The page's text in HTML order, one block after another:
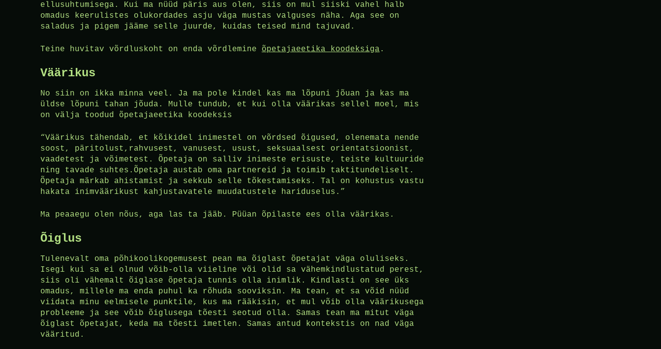
ellusuhtumisega. Kui ma nüüd päris aus olen, siis on mul siiski vahel halb
omadus keerulistes olukordades asju väga mustas valguses näha. Aga see on
saladus ja pigem jääme selle juurde, kuidas teised mind tajuvad.
Teine huvitav võrdluskoht on enda võrdlemine õpetajaeetika koodeksiga .
Väärikus
No siin on ikka minna veel. Ja ma pole kindel kas ma lõpuni jõuan ja kas ma
üldse lõpuni tahan jõuda. Mulle tundub, et kui olla väärikas sellel moel, mis
on välja toodud õpetajaeetika koodeksis
“Väärikus tähendab, et kõikidel inimestel on võrdsed õigused, olenemata nende
soost, päritolust,rahvusest, vanusest, usust, seksuaalsest orientatsioonist,
vaadetest ja võimetest. Õpetaja on salliv inimeste erisuste, teiste kultuuride
ning tavade suhtes.Õpetaja austab oma partnereid ja toimib taktitundeliselt.
Õpetaja märkab ahistamist ja sekkub selle tõkestamiseks. Tal on kohustus vastu
hakata inimväärikust kahjustavatele muudatustele hariduselus.”
Ma peaaegu olen nõus, aga las ta jääb. Püüan õpilaste ees olla väärikas.
Õiglus
Tulenevalt oma põhikoolikogemusest pean ma õiglast õpetajat väga oluliseks.
Isegi kui sa ei olnud võib-olla viieline või olid sa vähemkindlustatud perest,
siis oli vähemalt õiglase õpetaja tunnis olla inimlik. Kindlasti on see üks
omadus, millele ma enda puhul ka rõhuda sooviksin. Ma tean, et sa võid nüüd
viidata minu eelmisele punktile, kus ma rääkisin, et mul võib olla väärikusega
probleeme ja see võib õiglusega tõesti seotud olla. Samas tean ma mitut väga
õiglast õpetajat, keda ma tõesti imetlen. Samas antud kontekstis on nad väga
vääritud.